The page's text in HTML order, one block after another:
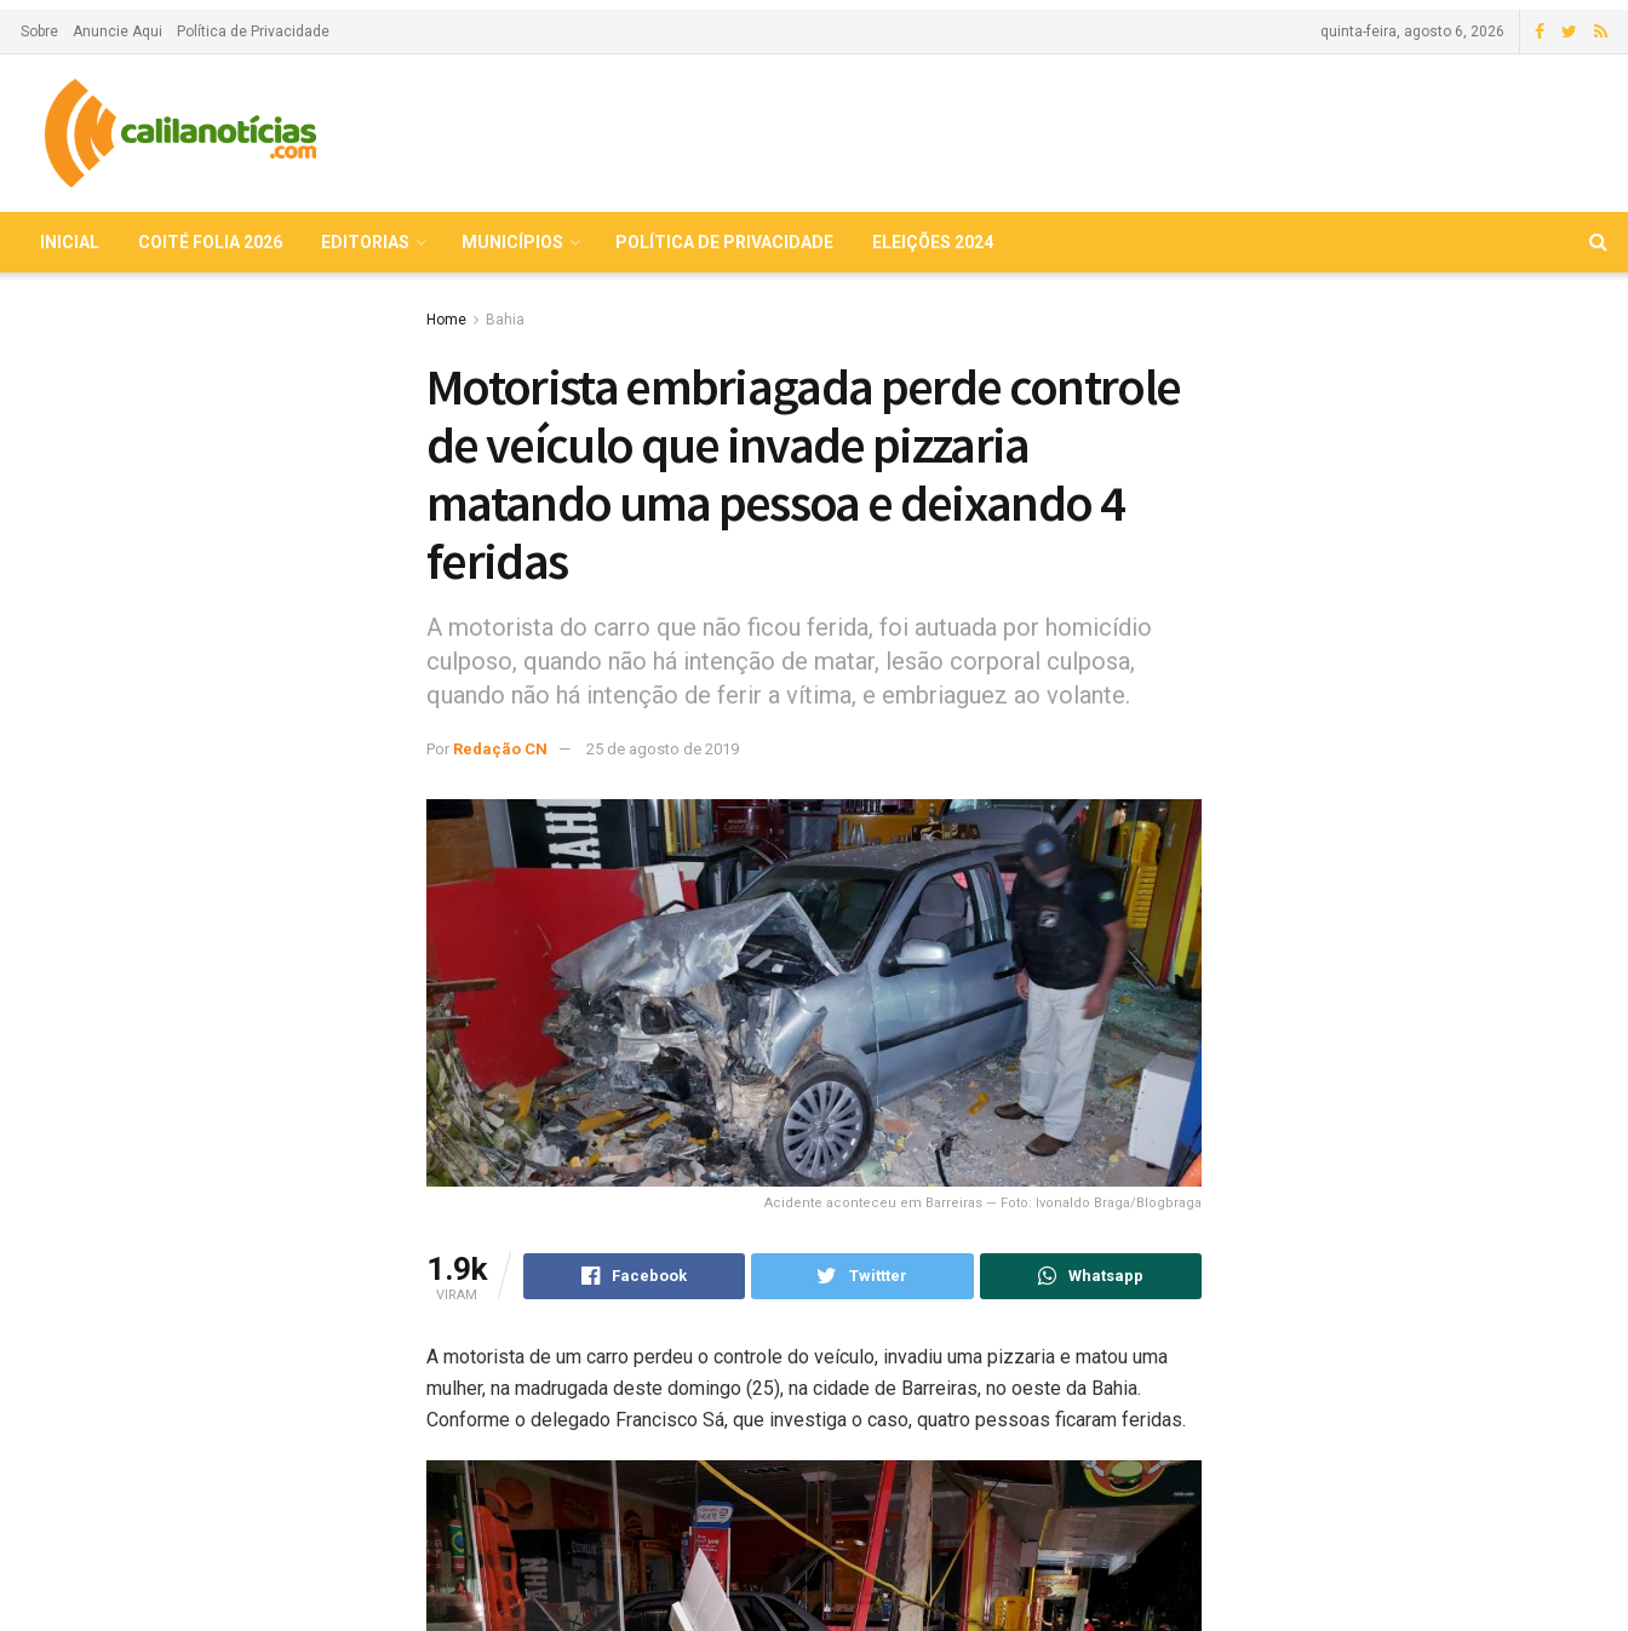
Sobre Anuncie Aqui Política de Privacidade quinta-feira, agosto 6, 2026
INICIAL COITÉ FOLIA 2026 EDITORIAS MUNICÍPIOS POLÍTICA DE PRIVACIDADE ELEIÇÕES 2024
Home Bahia
Motorista embriagada perde controle
de veículo que invade pizzaria
matando uma pessoa e deixando 4
feridas
A motorista do carro que não ficou ferida, foi autuada por homicídio
culposo, quando não há intenção de matar, lesão corporal culposa,
quando não há intenção de ferir a vítima, e embriaguez ao volante.
Por Redação CN 25 de agosto de 2019
Acidente aconteceu em Barreiras — Foto: Ivonaldo Braga/Blogbraga
1.9k
VIRAM
Facebook Twittter Whatsapp
A motorista de um carro perdeu o controle do veículo, invadiu uma pizzaria e matou uma
mulher, na madrugada deste domingo (25), na cidade de Barreiras, no oeste da Bahia.
Conforme o delegado Francisco Sá, que investiga o caso, quatro pessoas ficaram feridas.